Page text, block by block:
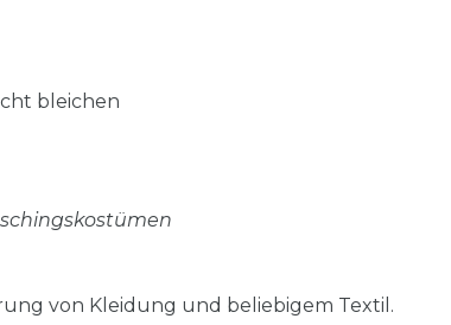
bleichen
von Kleidung und beliebigem Textil.